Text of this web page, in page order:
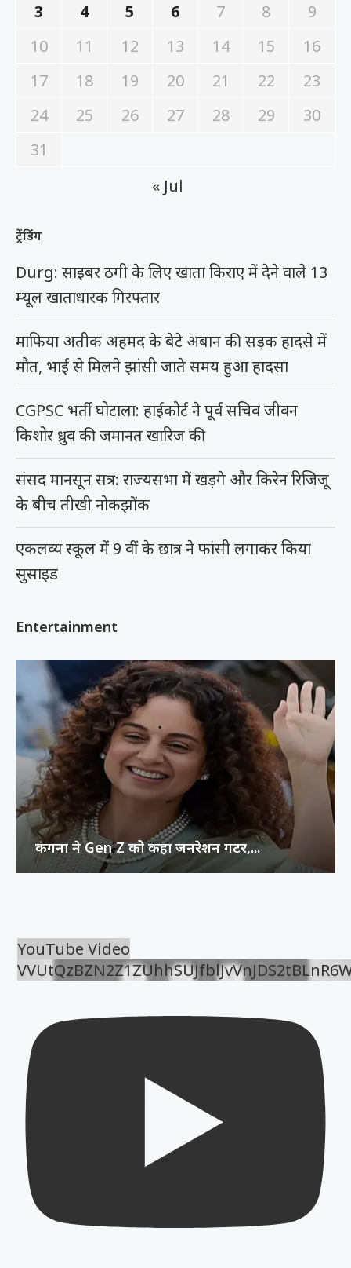
YouTube Video
3 4 5 6 7 8
9
10
11 12 13 14 15
16
17
18 19 20 21 22
23
24
25 26 27 28 29
30
31
« Jul
ट्रेंडिंग
Durg: साइबर ठगी के लिए खाता किराए में देने वाले 13
म्यूल खाताधारक गिरफ्तार
माफिया अतीक अहमद के बेटे अबान की सड़क हादसे में
मौत, भाई से मिलने झांसी जाते समय हुआ हादसा
CGPSC भर्ती घोटाला: हाईकोर्ट ने पूर्व सचिव जीवन
किशोर ध्रुव की जमानत खारिज की
संसद मानसून सत्र: राज्यसभा में खड़गे और किरेन रिजिजू
के बीच तीखी नोकझोंक
एकलव्य स्कूल में 9 वीं के छात्र ने फांसी लगाकर किया
सुसाइड
Entertainment
कंगना ने Gen Z को कहा जनरेशन गटर,...